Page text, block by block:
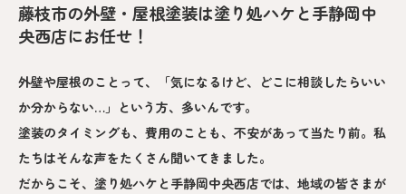
藤枝市の外壁・屋根塗装は塗り処ハケと手静岡中
央西店にお任せ！
外壁や屋根のことって、「気になるけど、どこに相談したらいい
か分からない…」という方、多いんです。
塗装のタイミングも、費用のことも、不安があって当たり前。私
たちはそんな声をたくさん聞いてきました。
だからこそ、塗り処ハケと手静岡中央西店では、地域の皆さまが